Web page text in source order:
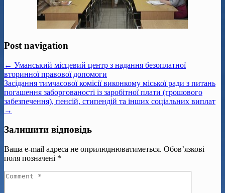
Post navigation
← Уманський місцевий центр з надання безоплатної
вторинної правової допомоги
Засідання тимчасової комісії виконкому міської ради з питань
погашення заборгованості із заробітної плати (грошового
забезпечення), пенсій, стипендій та інших соціальних виплат
→
Залишити відповідь
Ваша e-mail адреса не оприлюднюватиметься. Обов’язкові
поля позначені *